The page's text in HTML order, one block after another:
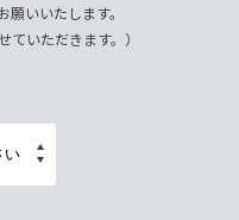
いいたします。
ていただきます。）